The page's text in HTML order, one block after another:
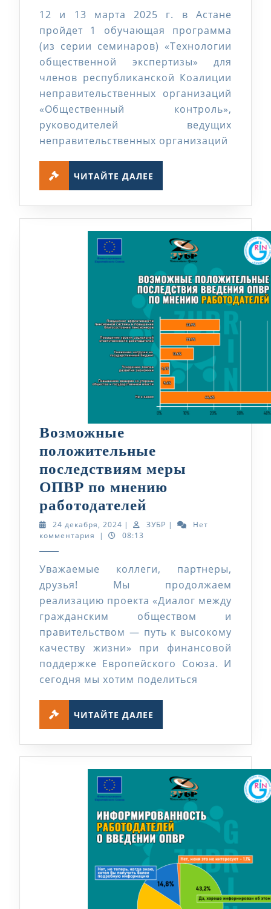
этап
обучения
12 и 13 марта 2025 г. в Астане
пройдет 1 обучающая программа
(из серии семинаров) «Технологии
общественной экспертизы» для
членов республиканской Коалиции
неправительственных организаций
«Общественный контроль»,
руководителей ведущих
неправительственных организаций
ЧИТАЙТЕ ДАЛЕЕ
Возможные
положительные
последствиям меры
ОПВР по мнению
работодателей
положительные
ОПВР
по
мнению
работодателей
24 декабря, 2024 24
декабря,
| ЗУБР ЗУБР
|
Нет
комментария
| 08:13
Уважаемые коллеги, партнеры,
друзья! Мы продолжаем
реализацию проекта «Диалог между
гражданским обществом и
правительством — путь к высокому
качеству жизни» при финансовой
поддержке Европейского Союза. И
сегодня мы хотим поделиться
ЧИТАЙТЕ ДАЛЕЕ